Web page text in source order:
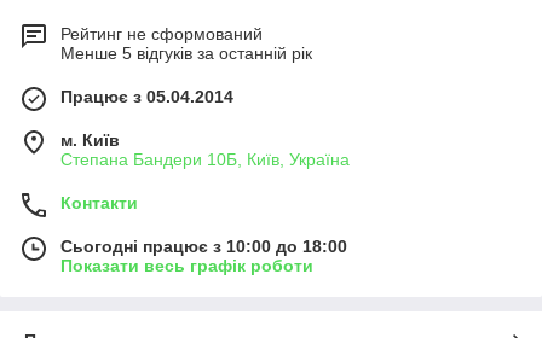
Рейтинг не сформований
Менше 5 відгуків за останній рік
Працює з 05.04.2014
м. Київ
Степана Бандери 10Б, Київ, Україна
Контакти
Сьогодні працює з 10:00 до 18:00
Показати весь графік роботи